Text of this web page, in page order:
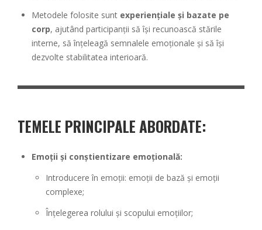
Metodele folosite sunt experiențiale și bazate pe
corp, ajutând participanții să își recunoască stările
interne, să înțeleagă semnalele emoționale și să își
dezvolte stabilitatea interioară.
TEMELE PRINCIPALE ABORDATE:
Emoții și conștientizare emoțională:
Introducere în emoții: emoții de bază și emoții
complexe;
Înțelegerea rolului și scopului emoțiilor;